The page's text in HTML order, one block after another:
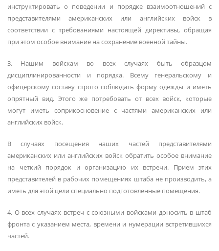
инструктировать о поведении и порядке взаимоотношений с
представителями американских или английских войск в
соответствии с требованиями настоящей директивы, обращая
при этом особое внимание на сохранение военной тайны.
3. Нашим войскам во всех случаях быть образцом
дисциплинированности и порядка. Всему генеральскому и
офицерскому составу строго соблюдать форму одежды и иметь
опрятный вид. Этого же потребовать от всех войск, которые
могут иметь соприкосновение с частями американских или
английских войск.
В случаях посещения наших частей представителями
американских или английских войск обратить особое внимание
на четкий порядок и организацию их встречи. Прием этих
представителей в рабочих помещениях штаба не производить, а
иметь для этой цели специально подготовленные помещения.
4. О всех случаях встреч с союзными войсками доносить в штаб
фронта с указанием места, времени и нумерации встретившихся
частей.